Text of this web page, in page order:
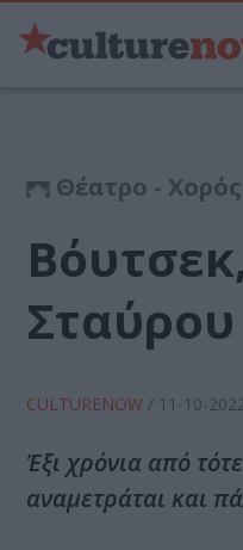
Θέατρο -
CULTURENOW / 11-10-
Έξι χρόνια από
αναμετράται και